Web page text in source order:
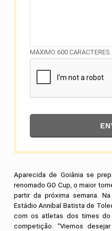
MÁXIMO 600 CARACTERES.
Aparecida de Goiânia se
renomado GO Cup, o maior
partir da próxima semana.
Estádio Annibal Batista de
com os atletas dos times do
competição. “Viemos